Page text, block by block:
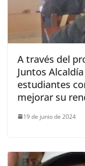
A través del
Juntos
estudiantes
mejorar su
19 de junio de 2024